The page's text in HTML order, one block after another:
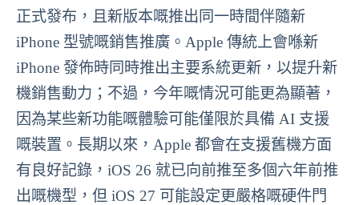
正式發布，且新版本嘅推出同一時間伴隨新
iPhone 型號嘅銷售推廣。Apple 傳統上會喺新
iPhone 發佈時同時推出主要系統更新，以提升新
機銷售動力；不過，今年嘅情況可能更為顯著，
因為某些新功能嘅體驗可能僅限於具備 AI 支援
嘅裝置。長期以來，Apple 都會在支援舊機方面
有良好記錄，iOS 26 就已向前推至多個六年前推
出嘅機型，但 iOS 27 可能設定更嚴格嘅硬件門